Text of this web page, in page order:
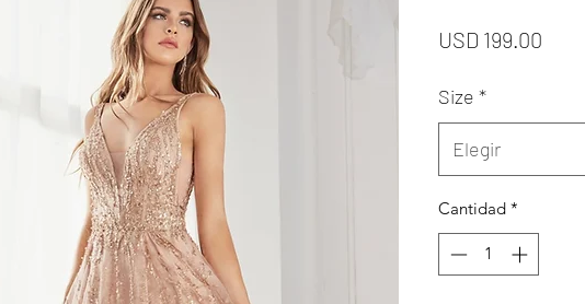
USD 199.00
Size *
Elegir
Cantidad *